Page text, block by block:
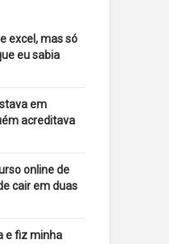
excel, mas só
eu sabia
em
acreditava
online de
cair em duas
e fiz minha